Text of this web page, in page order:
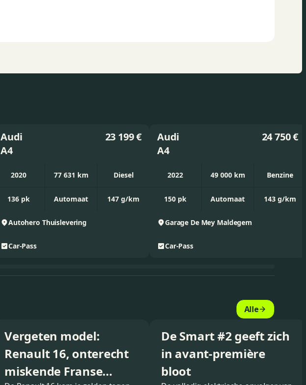
Audi
A4
23 199 €
2020 77 631 km Diesel
136 pk Automaat 147 g/km
Autohero Thuislevering
Car-Pass
Audi
A4
24 750 €
2022 49 000 km Benzine
150 pk Automaat 143 g/km
Garage De Mey Maldegem
Car-Pass
Alle
Vergeten model:
Renault 16, onterecht
miskende Franse
De Smart #2 geeft zich
in avant-première
bloot